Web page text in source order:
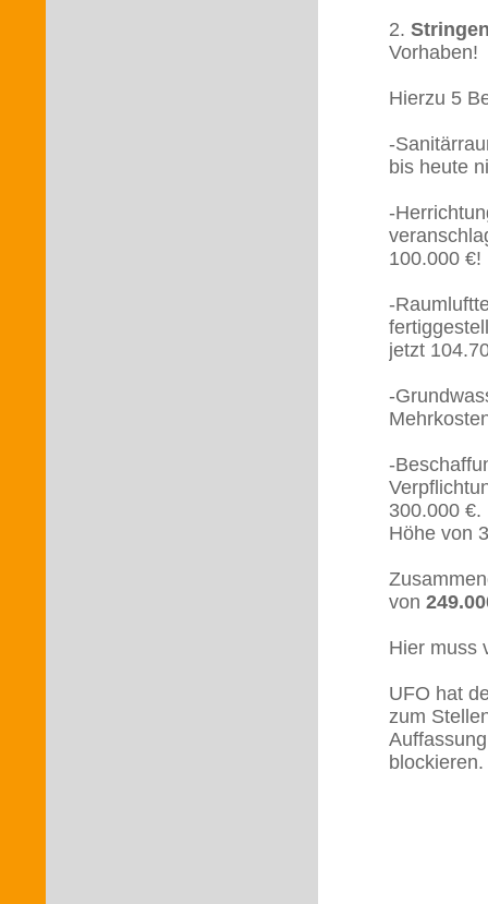
2.
Vorhaben!
Hierzu 5
-
bis heute
-
100.000 €!
-
jetzt
-
-
300.000 €.
Höhe von
von
Hier muss
UFO hat
zum
blockieren.